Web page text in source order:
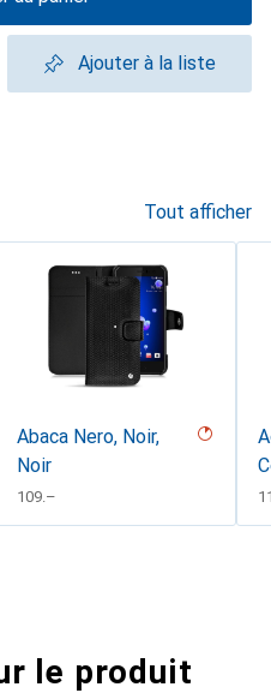
Ajouter à la liste
Tout afficher
Abaca Nero, Noir,
Noir
CHF
109.–
le produit